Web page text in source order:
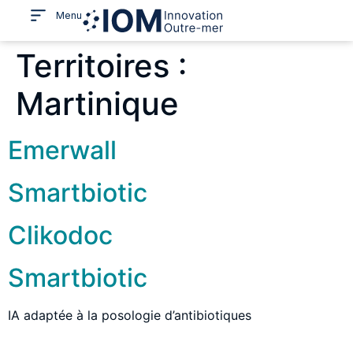
Menu
Territoires :
Martinique
Emerwall
Smartbiotic
Clikodoc
Smartbiotic
IA adaptée à la posologie d’antibiotiques